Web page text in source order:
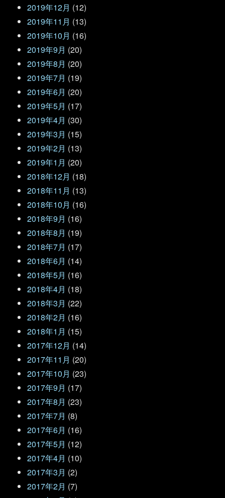
2019年12月 (12)
2019年11月 (13)
2019年10月 (16)
2019年9月 (20)
2019年8月 (20)
2019年7月 (19)
2019年6月 (20)
2019年5月 (17)
2019年4月 (30)
2019年3月 (15)
2019年2月 (13)
2019年1月 (20)
2018年12月 (18)
2018年11月 (13)
2018年10月 (16)
2018年9月 (16)
2018年8月 (19)
2018年7月 (17)
2018年6月 (14)
2018年5月 (16)
2018年4月 (18)
2018年3月 (22)
2018年2月 (16)
2018年1月 (15)
2017年12月 (14)
2017年11月 (20)
2017年10月 (23)
2017年9月 (17)
2017年8月 (23)
2017年7月 (8)
2017年6月 (16)
2017年5月 (12)
2017年4月 (10)
2017年3月 (2)
2017年2月 (7)